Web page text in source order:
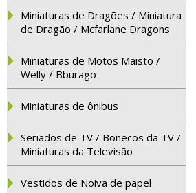
Miniaturas de Dragões / Miniatura
de Dragão / Mcfarlane Dragons
Miniaturas de Motos Maisto /
Welly / Bburago
Miniaturas de ônibus
Seriados de TV / Bonecos da TV /
Miniaturas da Televisão
Vestidos de Noiva de papel